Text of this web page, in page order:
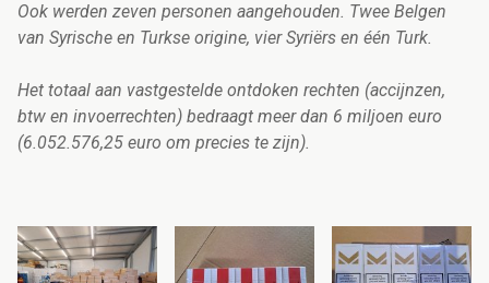
Ook werden zeven personen aangehouden. Twee Belgen
van Syrische en Turkse origine, vier Syriërs en één Turk.
Het totaal aan vastgestelde ontdoken rechten (accijnzen,
btw en invoerrechten) bedraagt meer dan 6 miljoen euro
(6.052.576,25 euro om precies te zijn).